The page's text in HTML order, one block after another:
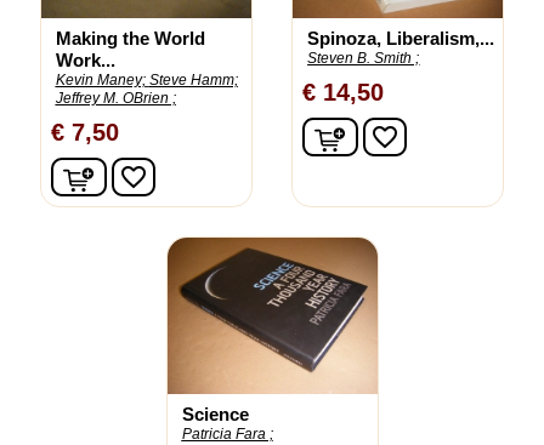
Making the World
Work...
Kevin Maney; Steve Hamm;
Jeffrey M. OBrien ;
€ 7,50
In winkelwagen
favorite_border
Spinoza, Liberalism,...
Steven B. Smith ;
€ 14,50
In winkelwagen
favorite_border
Science
Patricia Fara ;